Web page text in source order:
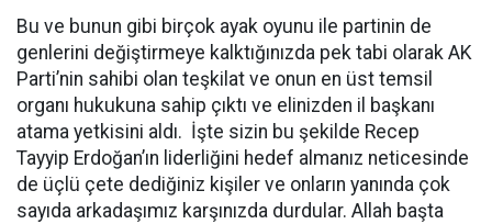
Bu ve bunun gibi birçok ayak oyunu ile partinin de
genlerini değiştirmeye kalktığınızda pek tabi olarak AK
Parti’nin sahibi olan teşkilat ve onun en üst temsil
organı hukukuna sahip çıktı ve elinizden il başkanı
atama yetkisini aldı. İşte sizin bu şekilde Recep
Tayyip Erdoğan’ın liderliğini hedef almanız neticesinde
de üçlü çete dediğiniz kişiler ve onların yanında çok
sayıda arkadaşımız karşınızda durdular. Allah başta